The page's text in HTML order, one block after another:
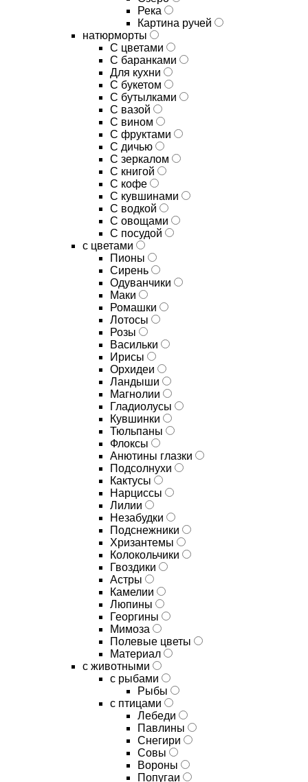
Река
Картина ручей
натюрморты
С цветами
С баранками
Для кухни
C букетом
C бутылками
C вазой
C вином
C фруктами
C дичью
C зеркалом
C книгой
C кофе
C кувшинами
C водкой
C овощами
C посудой
с цветами
Пионы
Сирень
Одуванчики
Маки
Ромашки
Лотосы
Розы
Васильки
Ирисы
Орхидеи
Ландыши
Магнолии
Гладиолусы
Кувшинки
Тюльпаны
Флоксы
Анютины глазки
Подсолнухи
Кактусы
Нарциссы
Лилии
Незабудки
Подснежники
Хризантемы
Колокольчики
Гвоздики
Астры
Камелии
Люпины
Георгины
Мимоза
Полевые цветы
Материал
с животными
с рыбами
Рыбы
с птицами
Лебеди
Павлины
Снегири
Совы
Вороны
Попугаи